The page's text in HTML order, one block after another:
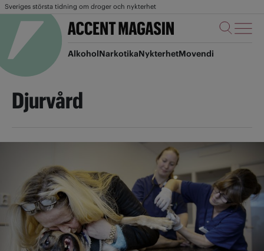
Sveriges största tidning om droger och nykterhet
AlkoholNarkotikaNykterhetMovendi
Djurvård